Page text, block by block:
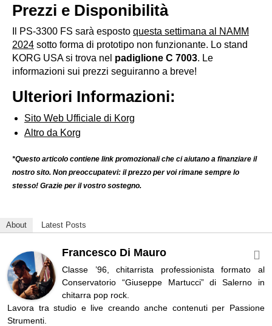
Prezzi e Disponibilità
Il PS-3300 FS sarà esposto questa settimana al NAMM
2024 sotto forma di prototipo non funzionante. Lo stand
KORG USA si trova nel padiglione C 7003. Le
informazioni sui prezzi seguiranno a breve!
Ulteriori Informazioni:
Sito Web Ufficiale di Korg
Altro da Korg
*Questo articolo contiene link promozionali che ci aiutano a finanziare il
nostro sito. Non preoccupatevi: il prezzo per voi rimane sempre lo
stesso! Grazie per il vostro sostegno.
About Latest Posts
Francesco Di Mauro
Classe ’96, chitarrista professionista formato al
Conservatorio “Giuseppe Martucci” di Salerno in
chitarra pop rock.
Lavora tra studio e live creando anche contenuti per Passione
Strumenti.